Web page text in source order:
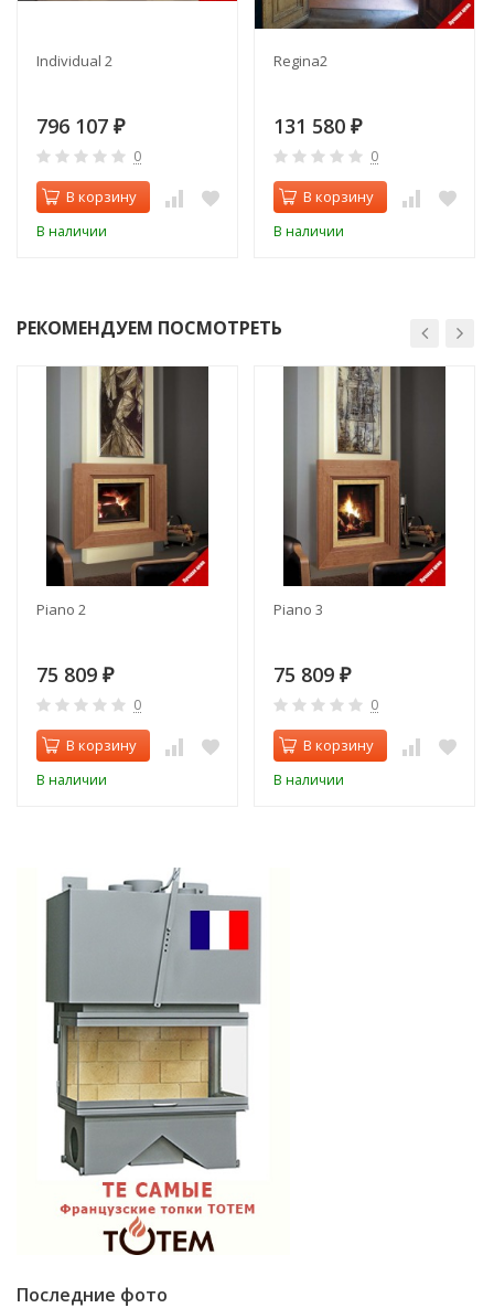
Individual 2
796 107 ₽
0
В корзину
В наличии
Regina2
131 580 ₽
0
В корзину
В наличии
РЕКОМЕНДУЕМ ПОСМОТРЕТЬ
Piano 2
75 809 ₽
0
В корзину
В наличии
Piano 3
75 809 ₽
0
В корзину
В наличии
Последние фото